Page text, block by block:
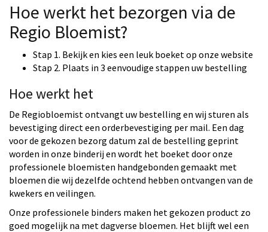
Hoe werkt het bezorgen via de
Regio Bloemist?
Stap 1. Bekijk en kies een leuk boeket op onze website
Stap 2. Plaats in 3 eenvoudige stappen uw bestelling
Hoe werkt het
De Regiobloemist ontvangt uw bestelling en wij sturen als
bevestiging direct een orderbevestiging per mail. Een dag
voor de gekozen bezorg datum zal de bestelling geprint
worden in onze binderij en wordt het boeket door onze
professionele bloemisten handgebonden gemaakt met
bloemen die wij dezelfde ochtend hebben ontvangen van de
kwekers en veilingen.
Onze professionele binders maken het gekozen product zo
goed mogelijk na met dagverse bloemen. Het blijft wel een